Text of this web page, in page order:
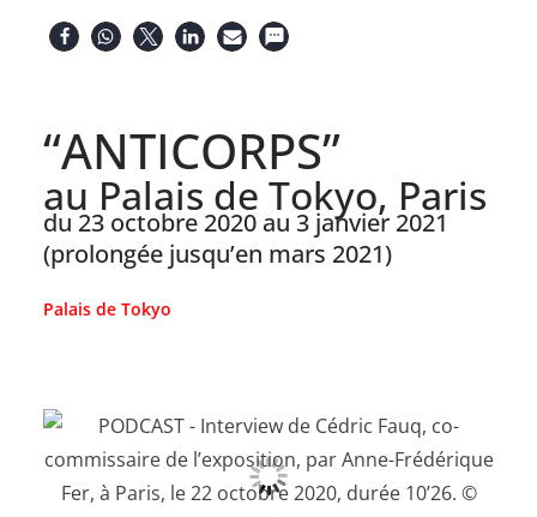
“ANTICORPS”
au Palais de Tokyo, Paris
du 23 octobre 2020 au 3 janvier 2021
(prolongée jusqu’en mars 2021)
Palais de Tokyo